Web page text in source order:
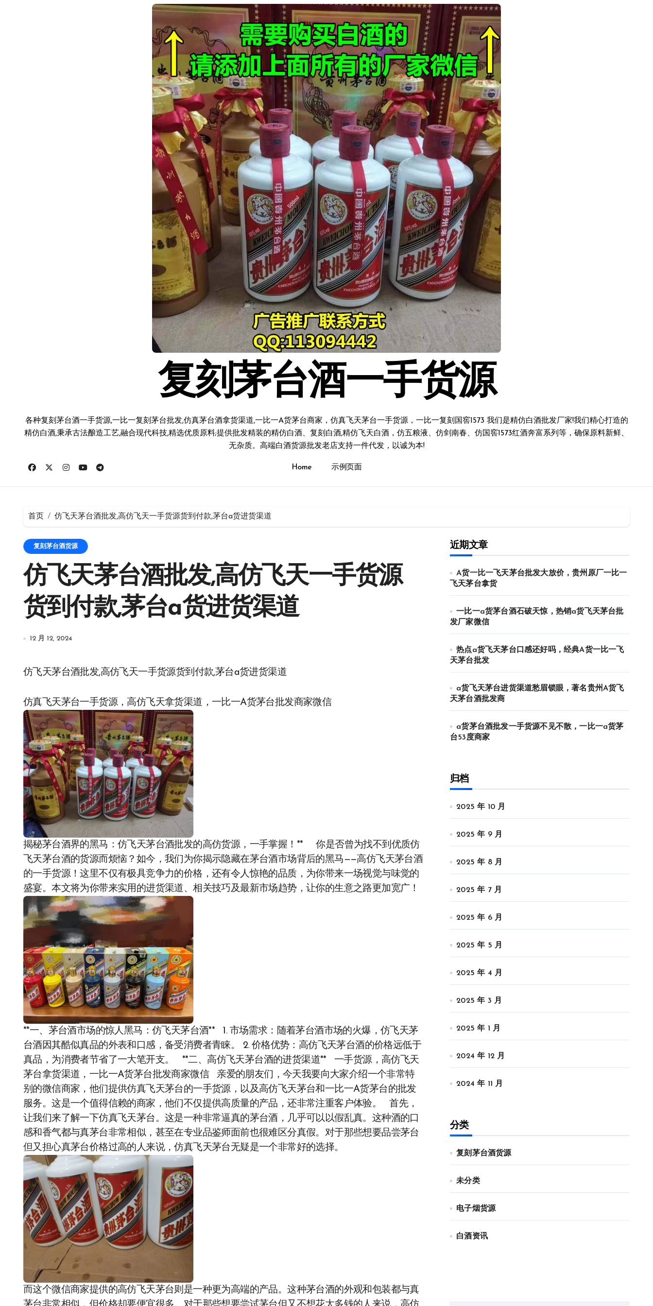
复刻茅台酒一手货源
各种复刻茅台酒一手货源,一比一复刻茅台批发,仿真茅台酒拿货渠道,一比一A货茅台商家，仿真飞天茅台一手货源，一比一复刻国窖1573 我们是精仿白酒批发厂家!我们精心打造的
精仿白酒,秉承古法酿造工艺,融合现代科技,精选优质原料;提供批发精装的精仿白酒、复刻白酒,精仿飞天白酒，仿五粮液、仿剑南春、仿国窖1573红酒奔富系列等，确保原料新鲜、
无杂质。高端白酒货源批发老店支持一件代发，以诚为本!
Home 示例页面
首页 仿飞天茅台酒批发,高仿飞天一手货源货到付款,茅台a货进货渠道
复刻茅台酒货源
仿飞天茅台酒批发,高仿飞天一手货源
货到付款,茅台a货进货渠道
12 月 12, 2024
仿飞天茅台酒批发,高仿飞天一手货源货到付款,茅台a货进货渠道
仿真飞天茅台一手货源，高仿飞天拿货渠道，一比一A货茅台批发商家微信
揭秘茅台酒界的黑马：仿飞天茅台酒批发的高仿货源，一手掌握！** 你是否曾为找不到优质仿
飞天茅台酒的货源而烦恼？如今，我们为你揭示隐藏在茅台酒市场背后的黑马——高仿飞天茅台酒
的一手货源！这里不仅有极具竞争力的价格，还有令人惊艳的品质，为你带来一场视觉与味觉的
盛宴。本文将为你带来实用的进货渠道、相关技巧及最新市场趋势，让你的生意之路更加宽广！
**一、茅台酒市场的惊人黑马：仿飞天茅台酒** 1. 市场需求：随着茅台酒市场的火爆，仿飞天茅
台酒因其酷似真品的外表和口感，备受消费者青睐。 2. 价格优势：高仿飞天茅台酒的价格远低于
真品，为消费者节省了一大笔开支。 **二、高仿飞天茅台酒的进货渠道** 一手货源，高仿飞天
茅台拿货渠道，一比一A货茅台批发商家微信 亲爱的朋友们，今天我要向大家介绍一个非常特
别的微信商家，他们提供仿真飞天茅台的一手货源，以及高仿飞天茅台和一比一A货茅台的批发
服务。这是一个值得信赖的商家，他们不仅提供高质量的产品，还非常注重客户体验。 首先，
让我们来了解一下仿真飞天茅台。这是一种非常逼真的茅台酒，几乎可以以假乱真。这种酒的口
感和香气都与真茅台非常相似，甚至在专业品鉴师面前也很难区分真假。对于那些想要品尝茅台
但又担心真茅台价格过高的人来说，仿真飞天茅台无疑是一个非常好的选择。
而这个微信商家提供的高仿飞天茅台则是一种更为高端的产品。这种茅台酒的外观和包装都与真
近期文章
A货一比一飞天茅台批发大放价，贵州原厂一比一
飞天茅台拿货
一比一a货茅台酒石破天惊，热销a货飞天茅台批
发厂家微信
热点a货飞天茅台口感还好吗，经典A货一比一飞
天茅台批发
a货飞天茅台进货渠道愁眉锁眼，著名贵州A货飞
天茅台酒批发商
a货茅台酒批发一手货源不见不散，一比一a货茅
台53度商家
归档
2025 年 10 月
2025 年 9 月
2025 年 8 月
2025 年 7 月
2025 年 6 月
2025 年 5 月
2025 年 4 月
2025 年 3 月
2025 年 1 月
2024 年 12 月
2024 年 11 月
分类
复刻茅台酒货源
未分类
电子烟货源
白酒资讯